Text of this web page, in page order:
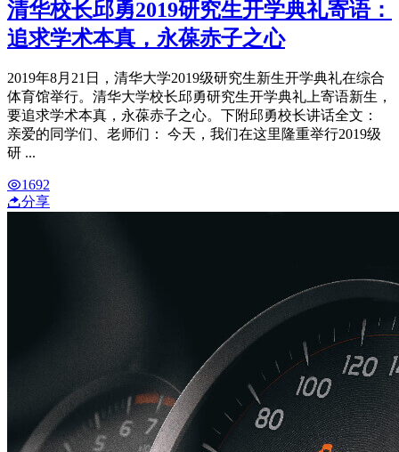
清华校长邱勇2019研究生开学典礼寄语：
追求学术本真，永葆赤子之心
2019年8月21日，清华大学2019级研究生新生开学典礼在综合
体育馆举行。清华大学校长邱勇研究生开学典礼上寄语新生，
要追求学术本真，永葆赤子之心。下附邱勇校长讲话全文：
亲爱的同学们、老师们： 今天，我们在这里隆重举行2019级
研 ...
1692
分享